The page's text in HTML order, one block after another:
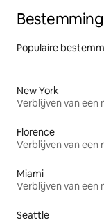
Populaire
New York
Verblijven van een
Florence
Verblijven van een
Miami
Verblijven van een
Seattle